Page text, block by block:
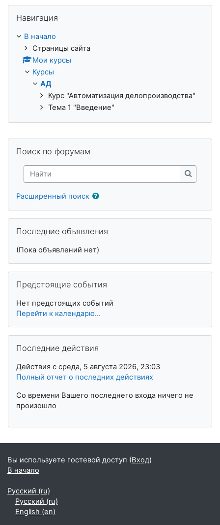
Навигация
В начало
Страницы сайта
Мои курсы
Курсы
АД
Курс "Автоматизация делопроизводства"
Тема 1 "Введение"
Поиск по форумам
Найти
Найти
Расширенный поиск
Последние объявления
(Пока объявлений нет)
Предстоящие события
Нет предстоящих событий
Перейти к календарю...
Последние действия
Действия с среда, 5 августа 2026, 23:03
Полный отчет о последних действиях
Со времени Вашего последнего входа ничего не
произошло
Вы используете гостевой доступ (Вход)
В начало
Русский ‎(ru)‎
Русский ‎(ru)‎
English ‎(en)‎